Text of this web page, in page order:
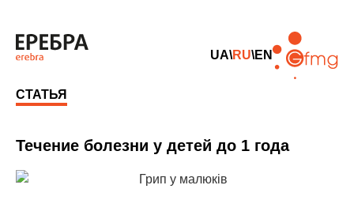
UA\RU\EN
СТАТЬЯ
Течение болезни у детей до 1 года